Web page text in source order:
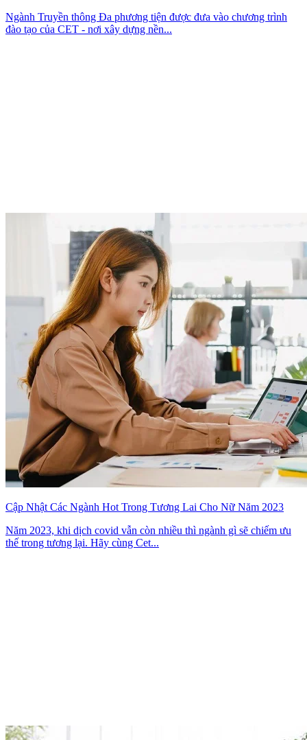
Ngành Truyền thông Đa phương tiện được đưa vào chương trình
đào tạo của CET - nơi xây dựng nền...
Cập Nhật Các Ngành Hot Trong Tương Lai Cho Nữ Năm 2023
Năm 2023, khi dịch covid vẫn còn nhiều thì ngành gì sẽ chiếm ưu
thế trong tương lại. Hãy cùng Cet...